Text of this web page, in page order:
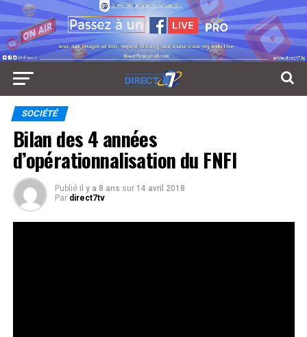
SOCIÉTÉ
Bilan des 4 années
d’opérationnalisation du FNFI
Publié il y a 8 ans sur 14 avril 2018
Par direct7tv